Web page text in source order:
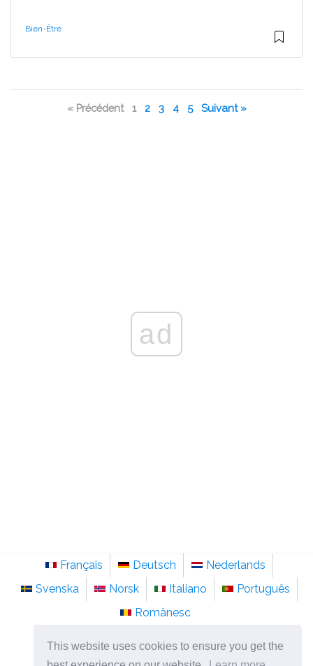
This website uses cookies to ensure you get the
Bien-Être
« Précédent 1 2 3 4 5 Suivant »
ad
Français Deutsch
Nederlands
Svenska
Norsk Italiano
Português
Românesc
©2026sainte-anastasie.org
Psychologie, philosophie et réflexion sur la vie.